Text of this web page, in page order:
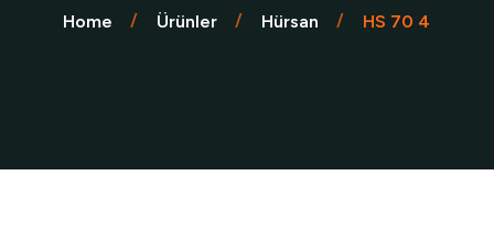
Home Ürünler Hürsan HS 70 4